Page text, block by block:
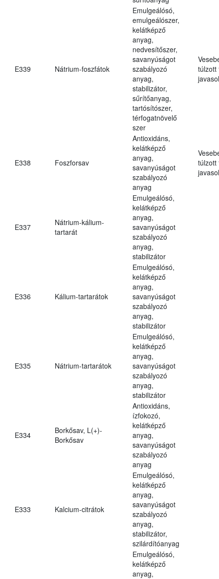
E339 Nátrium-foszfátok
Emulgeálósó,
emulgeálószer,
kelátképző
anyag,
nedvesítőszer,
savanyúságot
szabályozó
anyag,
stabilizátor,
sűrítőanyag,
tartósítószer,
térfogatnövelő
szer
túlzott
E338 Foszforsav
Antioxidáns,
kelátképző
anyag,
savanyúságot
szabályozó
anyag
túlzott
E337
Nátrium-kálium-
tartarát
Emulgeálósó,
kelátképző
anyag,
savanyúságot
szabályozó
anyag,
stabilizátor
E336 Kálium-tartarátok
Emulgeálósó,
kelátképző
anyag,
savanyúságot
szabályozó
anyag,
stabilizátor
E335 Nátrium-tartarátok
Emulgeálósó,
kelátképző
anyag,
savanyúságot
szabályozó
anyag,
stabilizátor
E334
Borkősav, L(+)-
Borkősav
Antioxidáns,
ízfokozó,
kelátképző
anyag,
savanyúságot
szabályozó
anyag
E333 Kalcium-citrátok
Emulgeálósó,
kelátképző
anyag,
savanyúságot
szabályozó
anyag,
stabilizátor,
szilárdítóanyag
Emulgeálósó,
kelátképző
anyag,